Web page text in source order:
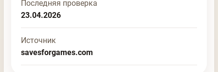
Последняя проверка
23.04.2026
Источник
savesforgames.com